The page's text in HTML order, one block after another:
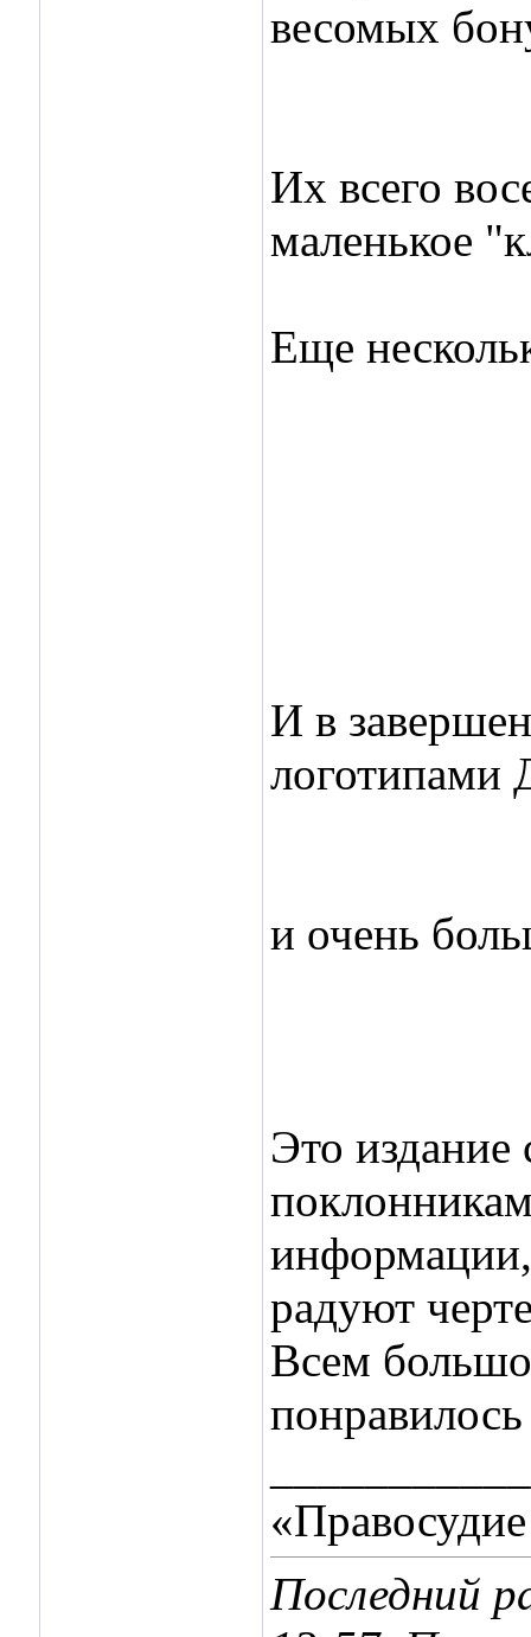
весомых
Их всего
маленькое
Еще
И в
логотипами
и очень
Это издание
информации,
радуют
Всем
Последний